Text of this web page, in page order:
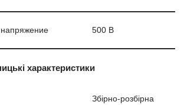
500 В
характеристики
Збірно-розбірна